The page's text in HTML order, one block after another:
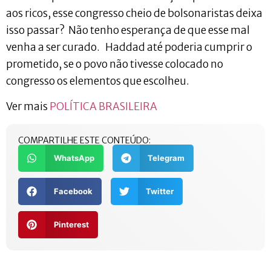
aos ricos, esse congresso cheio de bolsonaristas deixa
isso passar? Não tenho esperança de que esse mal
venha a ser curado. Haddad até poderia cumprir o
prometido, se o povo não tivesse colocado no
congresso os elementos que escolheu.
Ver mais POLÍTICA BRASILEIRA
COMPARTILHE ESTE CONTEÚDO:
WhatsApp Telegram
Facebook Twitter
Pinterest